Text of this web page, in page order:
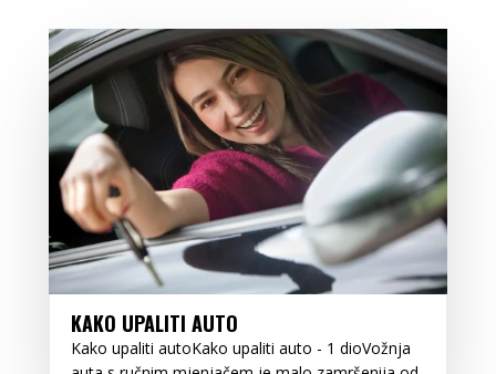
KAKO UPALITI AUTO
Kako upaliti autoKako upaliti auto - 1 dioVožnja